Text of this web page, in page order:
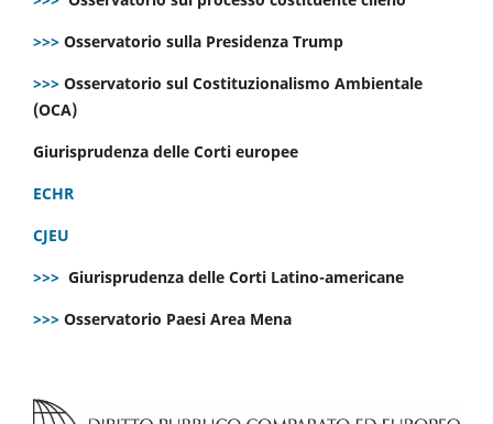
>>> Osservatorio sulla Presidenza Trump
>>> Osservatorio sul Costituzionalismo Ambientale
(OCA)
Giurisprudenza delle Corti europee
ECHR
CJEU
>>> Giurisprudenza delle Corti Latino-americane
>>> Osservatorio Paesi Area Mena